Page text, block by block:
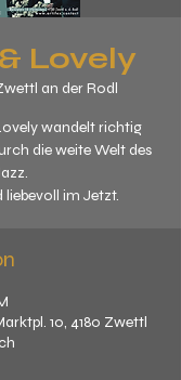
Lovely
an der Rodl
wandelt richtig
die weite Welt des
liebevoll im Jetzt.
10, 4180 Zwettl